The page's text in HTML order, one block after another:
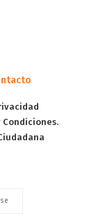
Condiciones.